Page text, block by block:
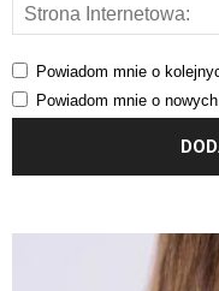
Powiadom mnie o
Powiadom mnie o